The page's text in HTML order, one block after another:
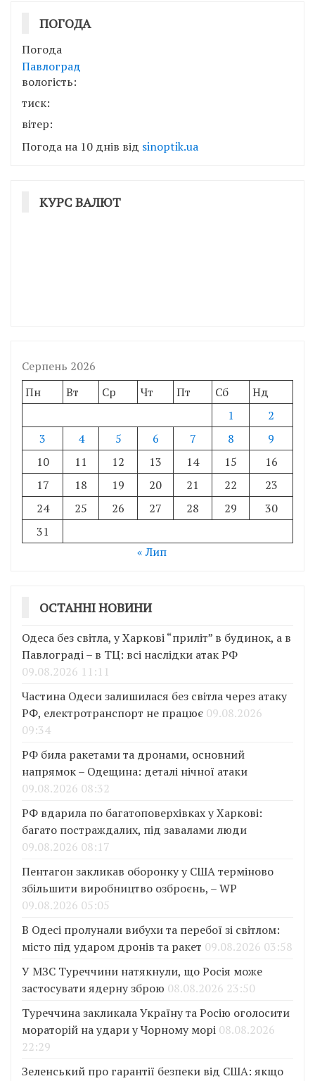
ПОГОДА
Погода
Павлоград
вологість:
тиск:
вітер:
Погода на 10 днів від sinoptik.ua
КУРС ВАЛЮТ
Серпень 2026
Пн
Вт Ср Чт Пт Сб
Нд
1
2
3
4 5 6 7 8
9
10
11 12 13 14 15
16
17
18 19 20 21 22
23
24
25 26 27 28 29
30
31
« Лип
ОСТАННІ НОВИНИ
Одеса без світла, у Харкові “приліт” в будинок, а в
Павлограді – в ТЦ: всі наслідки атак РФ
09.08.2026 11:11
Частина Одеси залишилася без світла через атаку
РФ, електротранспорт не працює 09.08.2026
09:34
РФ била ракетами та дронами, основний
напрямок – Одещина: деталі нічної атаки
09.08.2026 08:32
РФ вдарила по багатоповерхівках у Харкові:
багато постраждалих, під завалами люди
09.08.2026 08:17
Пентагон закликав оборонку у США терміново
збільшити виробництво озброєнь, – WP
09.08.2026 05:05
В Одесі пролунали вибухи та перебої зі світлом:
місто під ударом дронів та ракет 09.08.2026 03:58
У МЗС Туреччини натякнули, що Росія може
застосувати ядерну зброю 08.08.2026 23:50
Туреччина закликала Україну та Росію оголосити
мораторій на удари у Чорному морі 08.08.2026
22:29
Зеленський про гарантії безпеки від США: якщо